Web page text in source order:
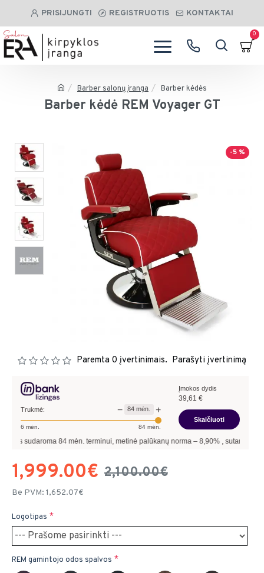
PRISIJUNGTI REGISTRUOTIS KONTAKTAI
0
Barber salonų įranga Barber kėdės
Barber kėdė REM Voyager GT
-5 %
Paremta 0 įvertinimais. Parašyti įvertinimą
1,999.00€ 2,100.00€
Be PVM: 1,652.07€
Logotipas
REM gamintojo odos spalvos
Trukmė: − 84 mėn. +
6 mėn. 84mėn.
Įmokos dydis
39,61 €
Skaičiuoti
84mėn. terminui, metinė palūkanų norma –8,90%, sutarties sudarymo